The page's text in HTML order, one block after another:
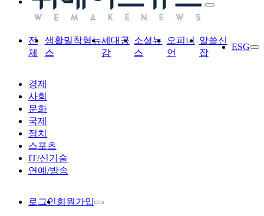
전
체
생활밀착형뉴
스
세대공
감
소셜뉴
스
오피니
언
알쓸신
잡
ESG
경제
사회
문화
국제
정치
스포츠
IT/신기술
연예/방송
로그인회원가입